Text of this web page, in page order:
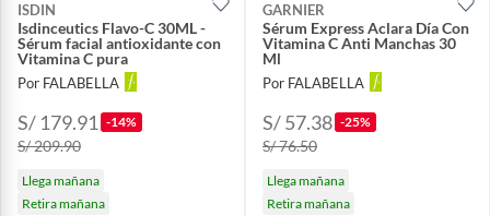
ISDIN
Isdinceutics Flavo-C 30ML -
Sérum facial antioxidante con
Vitamina C pura
Por FALABELLA
S/ 179.91 -14%
S/ 209.90
Llega mañana
Retira mañana
GARNIER
Sérum Express Aclara Día Con
Vitamina C Anti Manchas 30
Ml
Por FALABELLA
S/ 57.38 -25%
S/ 76.50
Llega mañana
Retira mañana